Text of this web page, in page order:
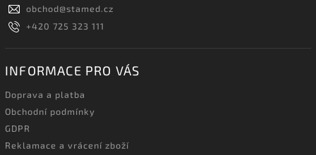
obchod@stamed.cz
+420 725 323 111
INFORMACE PRO VÁS
Doprava a platba
Obchodní podmínky
GDPR
Reklamace a vrácení zboží